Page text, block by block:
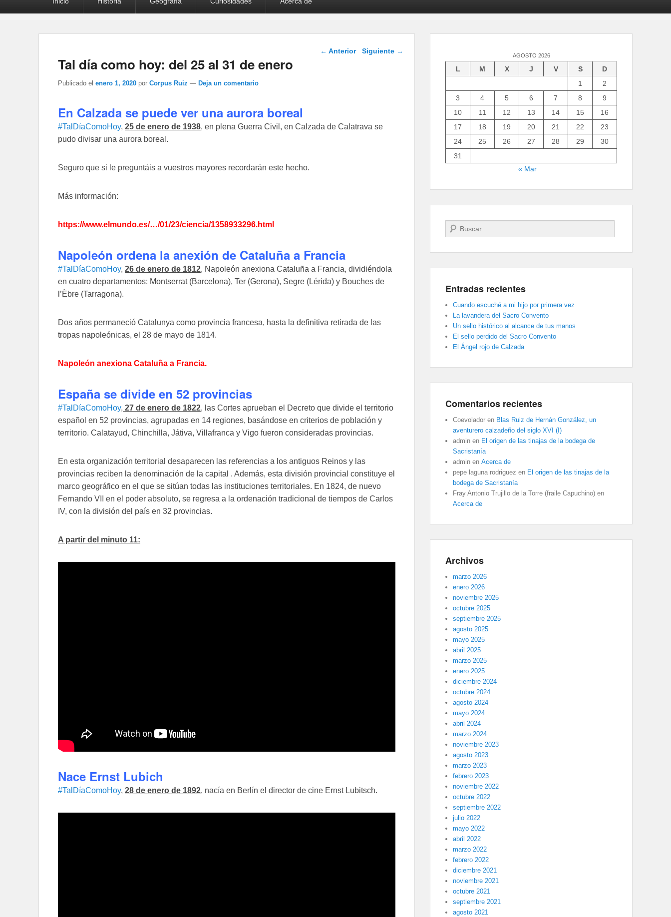
Navegación de
← Anterior Siguiente →
Tal día como hoy: del 25 al 31 de enero
Publicado el enero 1, 2020 por Corpus Ruiz — Deja un comentario
En Calzada se puede ver una aurora boreal
#TalDíaComoHoy, 25 de enero de 1938, en plena Guerra Civil, en Calzada de Calatrava se
pudo divisar una aurora boreal.
Seguro que si le preguntáis a vuestros mayores recordarán este hecho.
Más información:
https://www.elmundo.es/…/01/23/ciencia/1358933296.html
Napoleón ordena la anexión de Cataluña a Francia
#TalDíaComoHoy, 26 de enero de 1812, Napoleón anexiona Cataluña a Francia, dividiéndola
en cuatro departamentos: Montserrat (Barcelona), Ter (Gerona), Segre (Lérida) y Bouches de
l’Èbre (Tarragona).
Dos años permaneció Catalunya como provincia francesa, hasta la definitiva retirada de las
tropas napoleónicas, el 28 de mayo de 1814.
Napoleón anexiona Cataluña a Francia.
España se divide en 52 provincias
#TalDíaComoHoy, 27 de enero de 1822, las Cortes aprueban el Decreto que divide el territorio
español en 52 provincias, agrupadas en 14 regiones, basándose en criterios de población y
territorio. Calatayud, Chinchilla, Játiva, Villafranca y Vigo fueron consideradas provincias.
En esta organización territorial desaparecen las referencias a los antiguos Reinos y las
provincias reciben la denominación de la capital . Además, esta división provincial constituye el
marco geográfico en el que se sitúan todas las instituciones territoriales. En 1824, de nuevo
Fernando VII en el poder absoluto, se regresa a la ordenación tradicional de tiempos de Carlos
IV, con la división del país en 32 provincias.
A partir del minuto 11:
Nace Ernst Lubich
#TalDíaComoHoy, 28 de enero de 1892, nacía en Berlín el director de cine Ernst Lubitsch.
AGOSTO 2026
L M X J V S
D
1
2
3
4 5 6 7 8
9
10
11 12 13 14 15
16
17
18 19 20 21 22
23
24
25 26 27 28 29
30
31
« Mar
Buscar
Entradas recientes
Cuando escuché a mi hijo por primera vez
La lavandera del Sacro Convento
Un sello histórico al alcance de tus manos
El sello perdido del Sacro Convento
El Ángel rojo de Calzada
Comentarios recientes
Coevolador en Blas Ruiz de Hernán González, un
aventurero calzadeño del siglo XVI (I)
admin en El origen de las tinajas de la bodega de
Sacristanía
admin en Acerca de
pepe laguna rodriguez en El origen de las tinajas de la
bodega de Sacristanía
Fray Antonio Trujillo de la Torre (fraile Capuchino) en
Acerca de
Archivos
marzo 2026
enero 2026
noviembre 2025
octubre 2025
septiembre 2025
agosto 2025
mayo 2025
abril 2025
marzo 2025
enero 2025
diciembre 2024
octubre 2024
agosto 2024
mayo 2024
abril 2024
marzo 2024
noviembre 2023
agosto 2023
marzo 2023
febrero 2023
noviembre 2022
octubre 2022
septiembre 2022
julio 2022
mayo 2022
abril 2022
marzo 2022
febrero 2022
diciembre 2021
noviembre 2021
octubre 2021
septiembre 2021
agosto 2021